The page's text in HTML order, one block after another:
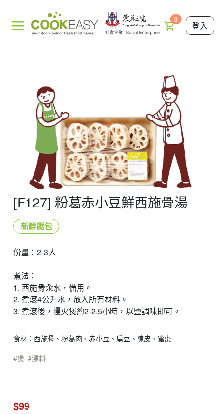
0
登入
[F127] 粉葛赤小豆鮮西施骨湯
新鮮餸包
份量：2-3人
煮法：
1. 西施骨汆水，備用。
2. 煮滾4公升水，放入所有材料。
3. 煮滾後，慢火煲約2-2.5小時，以鹽調味即可。
食材：西施骨、粉葛肉、赤小豆、扁豆、陳皮、蜜棗
煲 湯料
$99